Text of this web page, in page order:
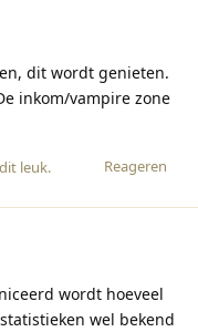
dit wordt genieten.
inkom/vampire zone
Reageren
leuk.
wordt hoeveel
wel bekend